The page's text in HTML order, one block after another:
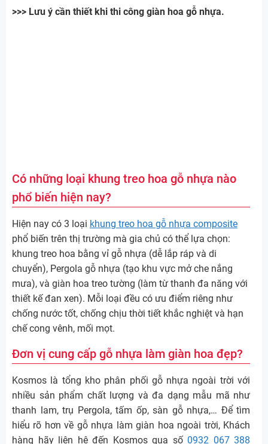
>>> Lưu ý cần thiết khi thi công giàn hoa gỗ nhựa.
Có những loại khung treo hoa gỗ nhựa nào
phổ biến hiện nay?
Hiện nay có 3 loại khung treo hoa gỗ nhựa composite
phổ biến trên thị trường mà gia chủ có thể lựa chọn:
khung treo hoa bằng vỉ gỗ nhựa (dễ lắp ráp và di
chuyển), Pergola gỗ nhựa (tạo khu vực mở che nắng
mưa), và giàn hoa treo tường (làm từ thanh đa năng với
thiết kế đan xen). Mỗi loại đều có ưu điểm riêng như
chống nước tốt, chống chịu thời tiết khắc nghiệt và hạn
chế cong vênh, mối mọt.
Đơn vị cung cấp gỗ nhựa làm giàn hoa đẹp?
Kosmos là tổng kho phân phối gỗ nhựa ngoài trời với
nhiều sản phẩm chất lượng và đa dạng mẫu mã như
thanh lam, trụ Pergola, tấm ốp, sàn gỗ nhựa,… Để tìm
hiểu rõ hơn về gỗ nhựa làm giàn hoa ngoài trời, Khách
hàng hãy liên hệ đến Kosmos qua số 0932 067 388